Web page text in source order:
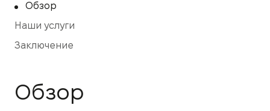
Обзор
Наши услуги
Заключение
Обзор